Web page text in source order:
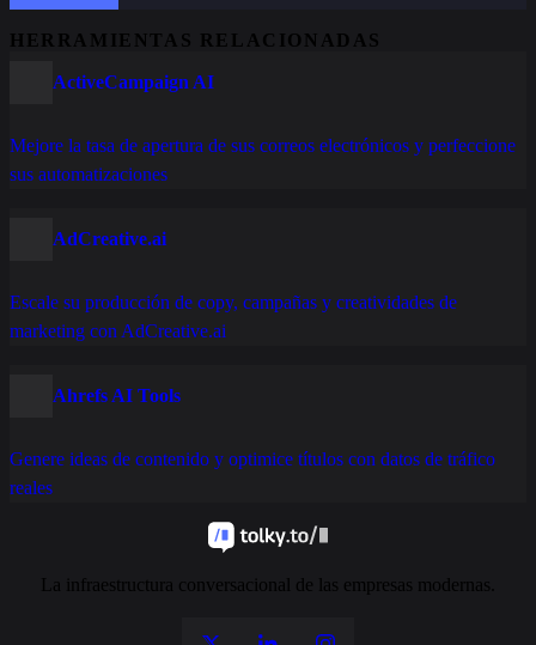
HERRAMIENTAS RELACIONADAS
ActiveCampaign AI
Mejore la tasa de apertura de sus correos electrónicos y perfeccione
sus automatizaciones
AdCreative.ai
Escale su producción de copy, campañas y creatividades de
marketing con AdCreative.ai
Ahrefs AI Tools
Genere ideas de contenido y optimice títulos con datos de tráfico
reales
La infraestructura conversacional de las empresas modernas.